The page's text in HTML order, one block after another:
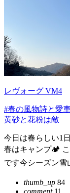
レヴォーグ VM4
#春の風物詩と愛
黄砂と花粉は敵
今日は春らしい1
春はキャンプ🏕️ こ
です今シーズン雪
thumb_up 84
comment11